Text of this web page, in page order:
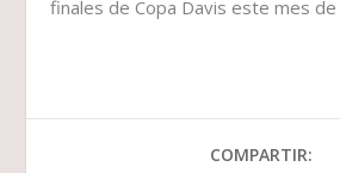
finales de Copa Davis este mes de
COMPARTIR: